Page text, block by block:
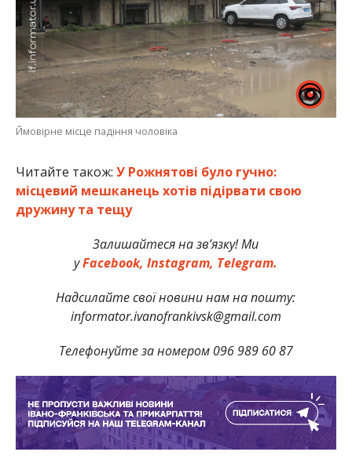
Ймовірне місце падіння чоловіка
Читайте також: У Рожнятові було гучно:
місцевий мешканець хотів підірвати свою
дружину та тещу
Залишайтеся на зв’язку! Ми
уFacebook, Instagram, Telegram.
Надсилайте свої новини нам на пошту:
informator.ivanofrankivsk@gmail.com
Телефонуйте за номером 096 989 60 87